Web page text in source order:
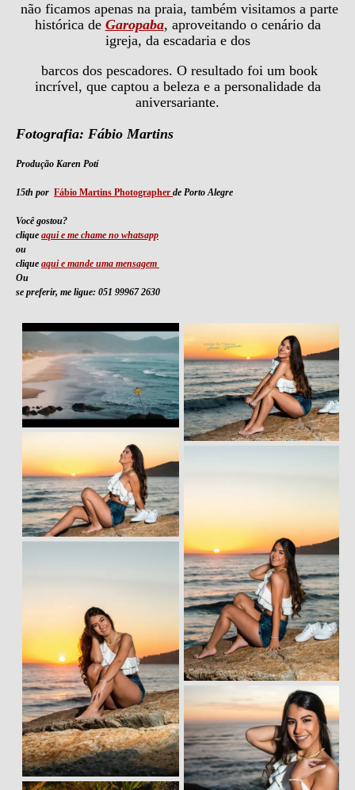
não ficamos apenas na praia, também visitamos a parte
histórica de Garopaba, aproveitando o cenário da
igreja, da escadaria e dos
barcos dos pescadores. O resultado foi um book
incrível, que captou a beleza e a personalidade da
aniversariante.
Fotografia: Fábio Martins
Produção Karen Potí
15th por Fábio Martins Photographer de Porto Alegre
Você gostou?
clique aqui e me chame no whatsapp
ou
clique aqui e mande uma mensagem
Ou
se preferir, me ligue: 051 99967 2630